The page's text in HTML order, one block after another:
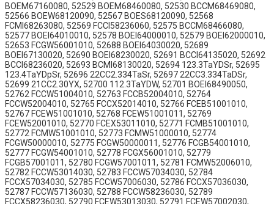
BOEM67160080, 52529 BOEM68460080, 52530 BCCM68469080,
52566 BOEW68120090, 52567 BOES68120090, 52568
FCMI68263080, 52569 FCCI58236060, 52575 BCCM68466080,
52577 BOEI64010010, 52578 BOEI64000010, 52579 BOEI62000010,
52653 FCGW56001010, 52688 BOEI64030020, 52689
BOEI67130020, 52690 BOEI68230020, 52691 BCCI64135020, 52692
BCCI68236020, 52693 BCMI68130020, 52694 123.3TaYDSr, 52695
123.4TaYDpSr, 52696 22CC2.334TaSr, 52697 22CC3.334TaDSr,
52699 21CC2.30YX, 52700 112.3TaYDW, 52701 BOEI68490050,
52762 FCCW51004010, 52763 FCCB52004010, 52764
FCCW52004010, 52765 FCCX52014010, 52766 FCEB51001010,
52767 FCEW51001010, 52768 FCEW51001011, 52769
FCEW52001010, 52770 FCEX53011010, 52771 FCMB51001010,
52772 FCMW51001010, 52773 FCMW51000010, 52774
FCGW50000010, 52775 FCGW50000011, 52776 FCGB54001010,
52777 FCGW54001010, 52778 FCGX56001010, 52779
FCGB57001011, 52780 FCGW57001011, 52781 FCMW52006010,
52782 FCCW53014030, 52783 FCCW57034030, 52784
FCCX57034030, 52785 FCCW57006030, 52786 FCCX57036030,
52787 FCCW57136030, 52788 FCCW58236030, 52789
FCCX58236030, 52790 FCEW53013030, 52791 FCEW57002030,